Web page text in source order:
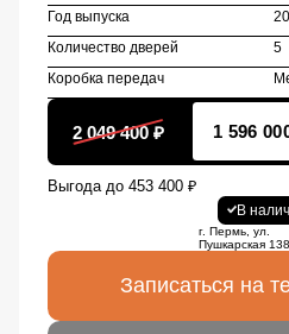
Год выпуска
Количество дверей
5
Коробка передач
2 049 400 ₽ 1 596
Выгода до 453 400 ₽
В
г. Пермь, ул.
Пушкарская 138
Записаться на